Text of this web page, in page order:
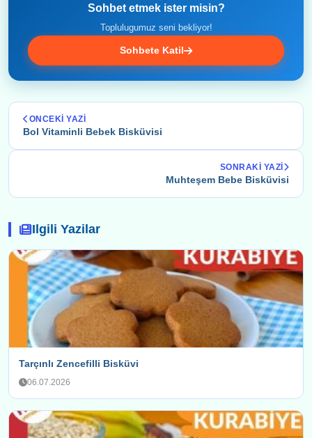
Sohbet etmek ister misin?
Toplulugumuz seni bekliyor!
Sohbete Katil
ONCEKI YAZI
Bol Vitaminli Bebek Bisküvisi
SONRAKI YAZI
Muhteşem Bebe Bisküvisi
Ilgili Yazilar
Tarçınlı Zencefilli Bisküvi
06.07.2026